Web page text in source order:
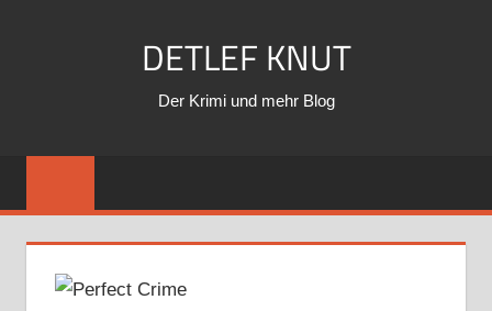
DETLEF KNUT
Der Krimi und mehr Blog